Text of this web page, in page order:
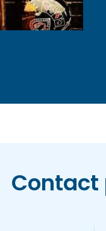
Contact